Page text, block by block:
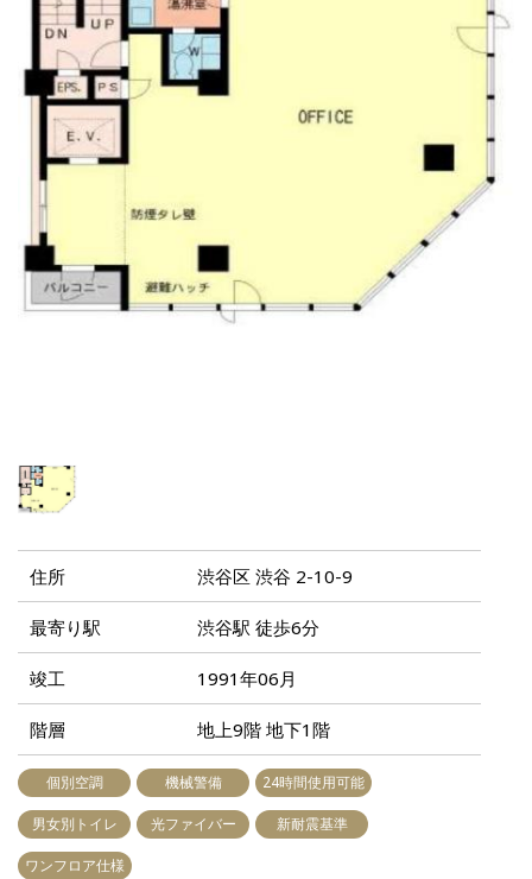
住所 渋谷区 渋谷 2-10-9
最寄り駅 渋谷駅 徒歩6分
竣工 1991年06月
階層 地上9階 地下1階
個別空調 機械警備 24時間使用可能
男女別トイレ 光ファイバー 新耐震基準
ワンフロア仕様